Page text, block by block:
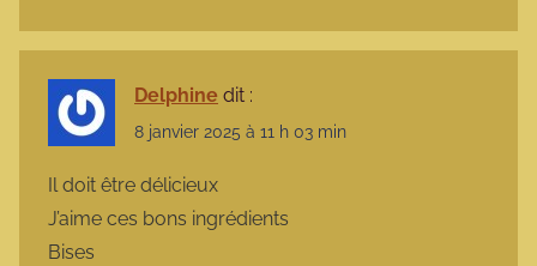
Delphine dit :
8 janvier 2025 à 11 h 03 min
Il doit être délicieux
J’aime ces bons ingrédients
Bises